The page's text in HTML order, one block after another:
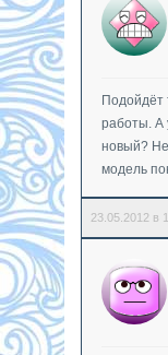
Подойдёт
работы. А
новый? Не
модель
23.05.2012 в